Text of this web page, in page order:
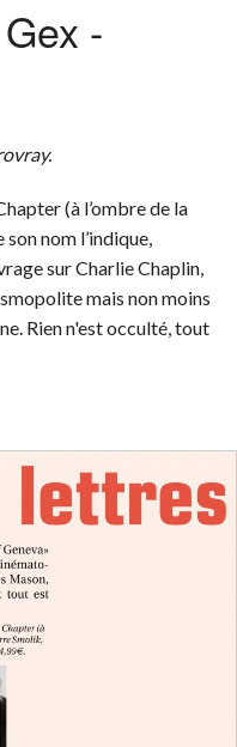
-
(à l’ombre de la
nom l’indique,
sur Charlie Chaplin,
mais non moins
Rien n'est occulté, tout